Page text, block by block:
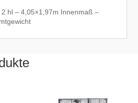
hl – 4,05×1,97m Innenmaß –